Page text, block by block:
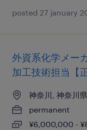
posted 27 january
外資系化学メー
加工技術担当【
神奈川, 神奈川県
permanent
¥6,000,000 -